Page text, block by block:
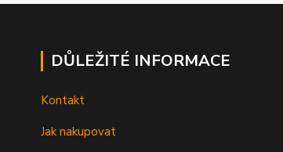
DŮLEŽITÉ INFORMACE
Kontakt
Jak nakupovat